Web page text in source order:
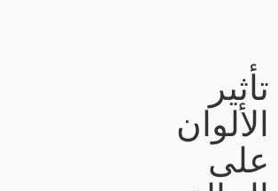
تأثير
الألوان
على